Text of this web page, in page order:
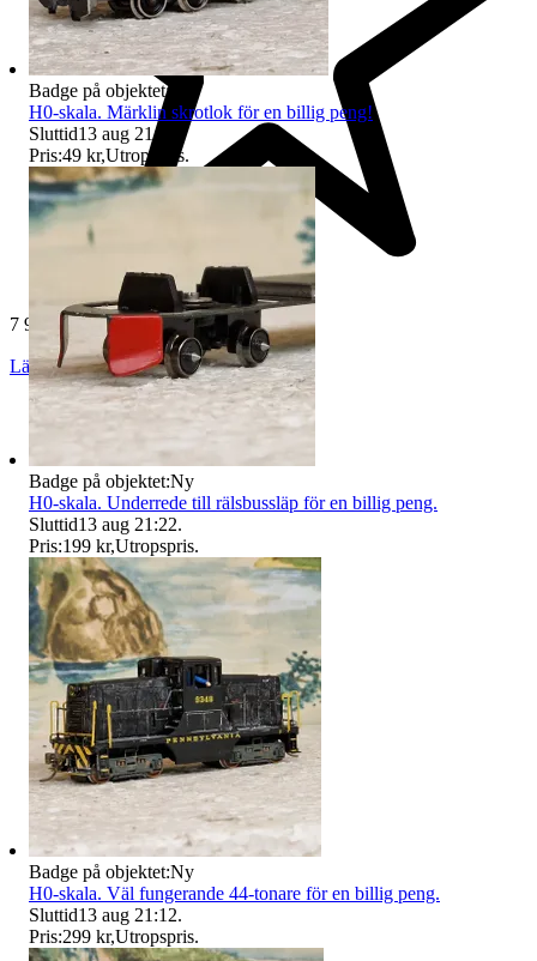
7 966 omdömen
Läs omdömen Följ
Badge på objektet:
H0-skala. Märklin skrotlok för en billig peng!
Sluttid13 aug 21:24
Pris:49 kr,Utropspris.
Badge på objektet:Ny
H0-skala. Underrede till rälsbussläp för en billig peng.
Sluttid13 aug 21:22.
Pris:199 kr,Utropspris.
Badge på objektet:Ny
H0-skala. Väl fungerande 44-tonare för en billig peng.
Sluttid13 aug 21:12.
Pris:299 kr,Utropspris.